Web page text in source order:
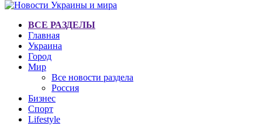
ВСЕ РАЗДЕЛЫ
Главная
Украина
Город
Мир
Все новости раздела
Россия
Бизнес
Спорт
Lifestyle